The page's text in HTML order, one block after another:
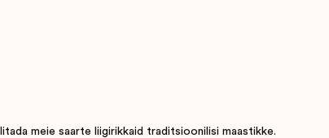
meie saarte liigirikkaid traditsioonilisi maastikke.